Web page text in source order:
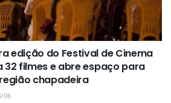
edição do Festival de Cinema
32 filmes e abre espaço para
chapadeira
06